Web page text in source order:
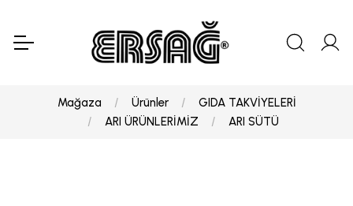
Mağaza Ürünler
GIDA TAKVİYELERİ
ARI ÜRÜNLERİMİZ
ARI SÜTÜ